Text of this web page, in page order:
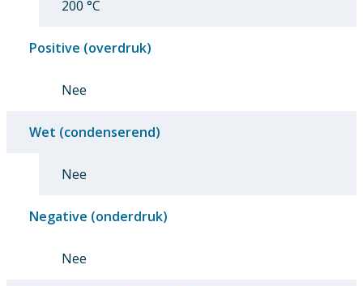
200 °C
Positive (overdruk)
Nee
Wet (condenserend)
Nee
Negative (onderdruk)
Nee